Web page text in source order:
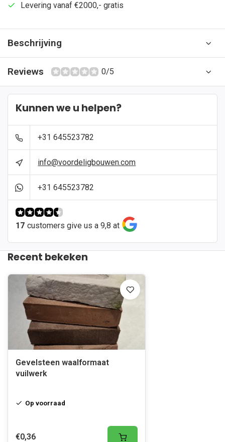
Levering vanaf €2000,- gratis
Beschrijving
Reviews 0/5
Kunnen we u helpen?
+31 645523782
info@voordeligbouwen.com
+31 645523782
17 customers give us a 9,8 at
Recent bekeken
Gevelsteen waalformaat
vuilwerk
Op voorraad
€0,36